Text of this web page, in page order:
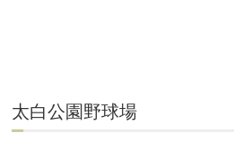
太白公園野球場